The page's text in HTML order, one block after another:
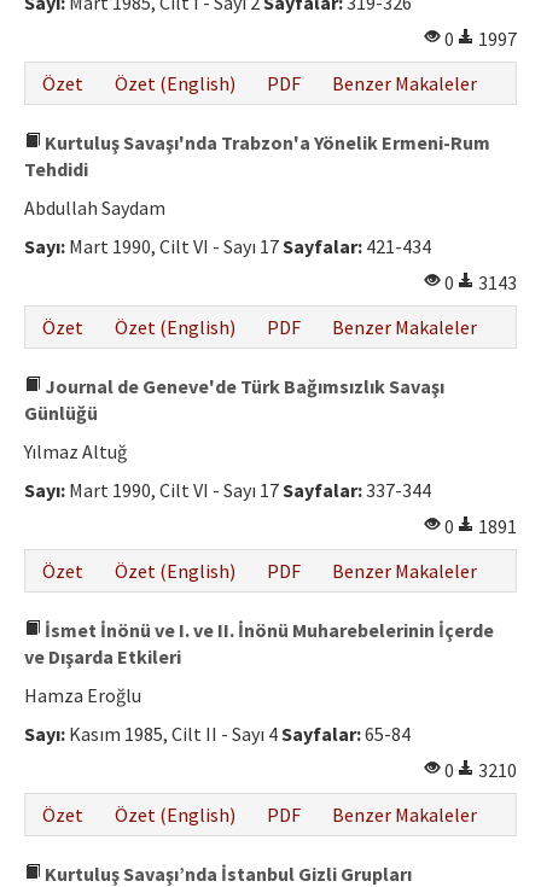
0
1997
Özet
Özet (English) PDF Benzer Makaleler
Kurtuluş Savaşı'nda Trabzon'a Yönelik Ermeni-Rum
Tehdidi
Abdullah Saydam
Sayı: Mart 1990, Cilt VI - Sayı 17Sayfalar: 421-434
0
3143
Özet
Özet (English) PDF Benzer Makaleler
Journal de Geneve'de Türk Bağımsızlık Savaşı
Günlüğü
Yılmaz Altuğ
Sayı: Mart 1990, Cilt VI - Sayı 17Sayfalar:337-344
0
1891
Özet
Özet (English) PDF Benzer Makaleler
İsmet İnönü ve I. ve II. İnönü Muharebelerinin İçerde
ve Dışarda Etkileri
Hamza Eroğlu
Sayı: Kasım 1985, Cilt II - Sayı 4Sayfalar:65-84
0
3210
Özet
Özet (English) PDF Benzer Makaleler
Kurtuluş Savaşı’nda İstanbul Gizli Grupları